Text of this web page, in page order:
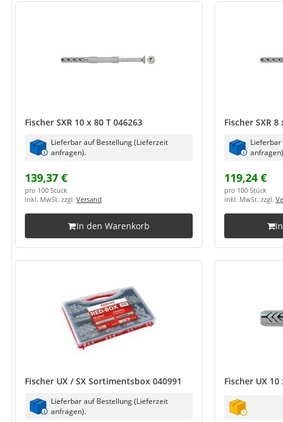
Fischer SXR 10 x 80 T 046263
Lieferbar auf Bestellung (Lieferzeit
anfragen).
139,37 €
pro 100 Stück
inkl. MwSt. zzgl. Versand
In den Warenkorb
Fischer SXR 8
119,24 €
pro 100 Stück
inkl. MwSt. zzgl.
Fischer UX / SX Sortimentsbox 040991
Lieferbar auf Bestellung (Lieferzeit
anfragen).
Fischer UX 10